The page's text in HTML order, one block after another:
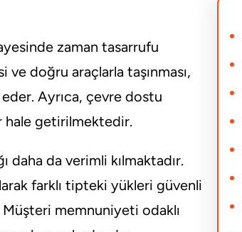
zaman tasarrufu
doğru araçlarla taşınması,
Ayrıca, çevre dostu
hale getirilmektedir.
daha da verimli kılmaktadır.
farklı tipteki yükleri güvenli
memnuniyeti odaklı
c
h